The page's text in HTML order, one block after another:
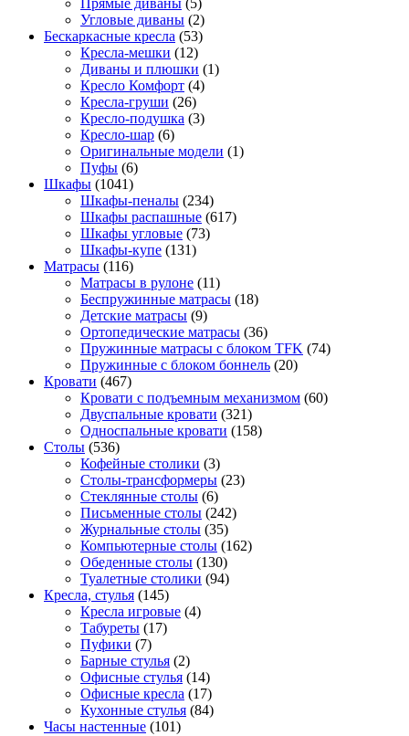
Прямые диваны (5)
Угловые диваны (2)
Бескаркасные кресла (53)
Кресла-мешки (12)
Диваны и плюшки (1)
Кресло Комфорт (4)
Кресла-груши (26)
Кресло-подушка (3)
Кресло-шар (6)
Оригинальные модели (1)
Пуфы (6)
Шкафы (1041)
Шкафы-пеналы (234)
Шкафы распашные (617)
Шкафы угловые (73)
Шкафы-купе (131)
Матрасы (116)
Матрасы в рулоне (11)
Беспружинные матрасы (18)
Детские матрасы (9)
Ортопедические матрасы (36)
Пружинные матрасы с блоком TFK (74)
Пружинные с блоком боннель (20)
Кровати (467)
Кровати с подъемным механизмом (60)
Двуспальные кровати (321)
Односпальные кровати (158)
Столы (536)
Кофейные столики (3)
Столы-трансформеры (23)
Стеклянные столы (6)
Письменные столы (242)
Журнальные столы (35)
Компьютерные столы (162)
Обеденные столы (130)
Туалетные столики (94)
Кресла, стулья (145)
Кресла игровые (4)
Табуреты (17)
Пуфики (7)
Барные стулья (2)
Офисные стулья (14)
Офисные кресла (17)
Кухонные стулья (84)
Часы настенные (101)